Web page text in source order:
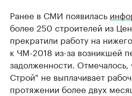
Ранее в СМИ появилась
более 250 строителей из
прекратили работу на
к ЧМ-2018 из-за возникшей
задолженности.
Строй" не выплачивает
протяжении более двух